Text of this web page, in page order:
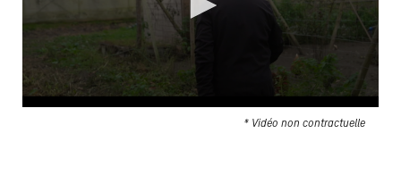
* Vidéo non contractuelle